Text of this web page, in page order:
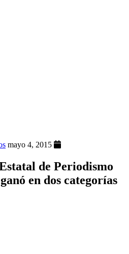
mayo 4, 2015
de Periodismo
en dos categorías